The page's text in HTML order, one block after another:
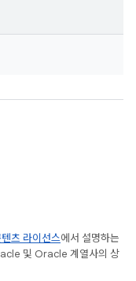
츠 라이선스에서 설명하는
및 Oracle 계열사의 상